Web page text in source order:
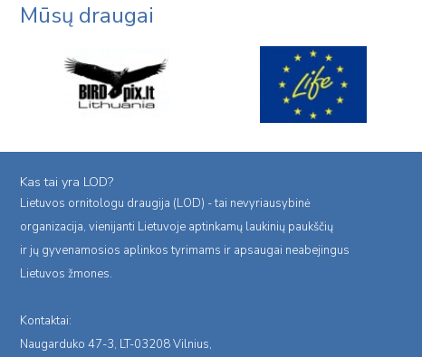
Mūsų draugai
Kas tai yra LOD?
Lietuvos ornitologu draugija (LOD) - tai nevyriausybinė
organizacija, vienijanti Lietuvoje aptinkamų laukinių paukščių
ir jų gyvenamosios aplinkos tyrimams ir apsaugai neabejingus
Lietuvos žmones.
Kontaktai:
Naugarduko 47-3, LT-03208 Vilnius,